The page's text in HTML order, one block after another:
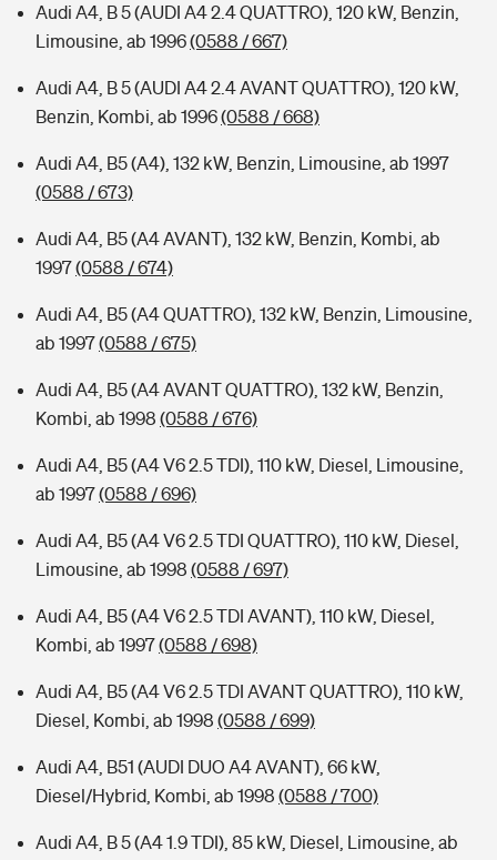
Audi A4, B 5 (AUDI A4 2.4 QUATTRO), 120 kW, Benzin,
Limousine, ab 1996(0588 / 667)
Audi A4, B 5 (AUDI A4 2.4 AVANT QUATTRO), 120 kW,
Benzin, Kombi, ab 1996(0588 / 668)
Audi A4, B5 (A4), 132 kW, Benzin, Limousine, ab 1997
(0588 / 673)
Audi A4, B5 (A4 AVANT), 132 kW, Benzin, Kombi, ab
1997(0588 / 674)
Audi A4, B5 (A4 QUATTRO), 132 kW, Benzin, Limousine,
ab 1997(0588 / 675)
Audi A4, B5 (A4 AVANT QUATTRO), 132 kW, Benzin,
Kombi, ab 1998 (0588 / 676)
Audi A4, B5 (A4 V6 2.5 TDI), 110 kW, Diesel, Limousine,
ab 1997(0588 / 696)
Audi A4, B5 (A4 V6 2.5 TDI QUATTRO), 110 kW, Diesel,
Limousine, ab 1998 (0588 / 697)
Audi A4, B5 (A4 V6 2.5 TDI AVANT), 110 kW, Diesel,
Kombi, ab 1997(0588 / 698)
Audi A4, B5 (A4 V6 2.5 TDI AVANT QUATTRO), 110 kW,
Diesel, Kombi, ab 1998 (0588 / 699)
Audi A4, B51 (AUDI DUO A4 AVANT), 66 kW,
Diesel/Hybrid, Kombi, ab 1998 (0588 / 700)
Audi A4, B 5 (A4 1.9 TDI), 85 kW, Diesel, Limousine, ab